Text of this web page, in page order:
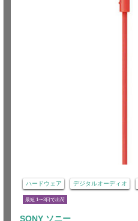
ハードウェア デジタルオーディオ
最短 1〜3日で出荷
SONY ソニー